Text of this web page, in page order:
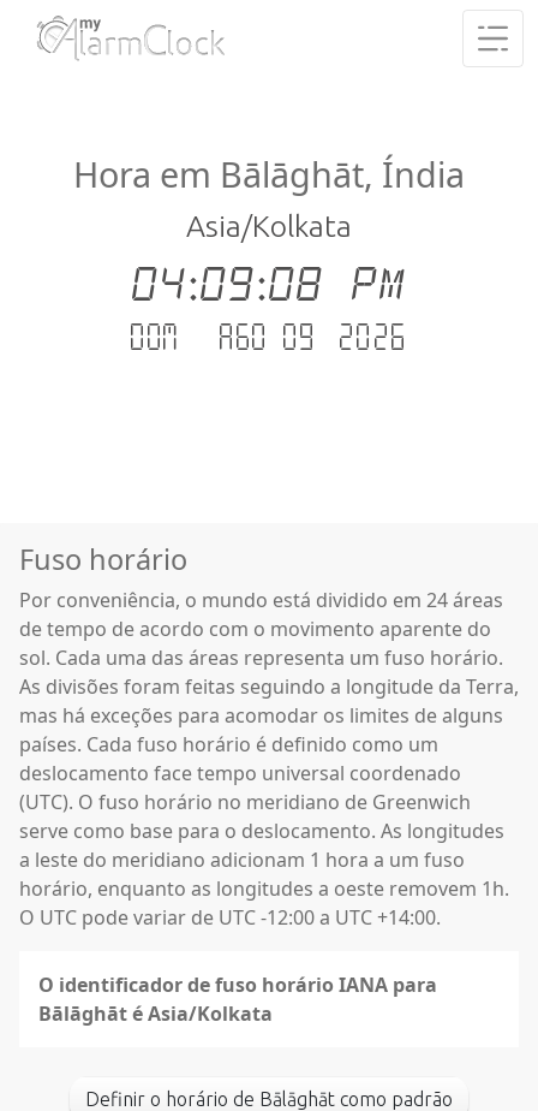
Hora em Bālāghāt, Índia
Asia/Kolkata
04:09:08 PM
Dom - Ago 09 .2026
Fuso horário
Por conveniência, o mundo está dividido em 24 áreas
de tempo de acordo com o movimento aparente do
sol. Cada uma das áreas representa um fuso horário.
As divisões foram feitas seguindo a longitude da Terra,
mas há exceções para acomodar os limites de alguns
países. Cada fuso horário é definido como um
deslocamento face tempo universal coordenado
(UTC). O fuso horário no meridiano de Greenwich
serve como base para o deslocamento. As longitudes
a leste do meridiano adicionam 1 hora a um fuso
horário, enquanto as longitudes a oeste removem 1h.
O UTC pode variar de UTC -12:00 a UTC +14:00.
O identificador de fuso horário IANA para
Bālāghāt é Asia/Kolkata
Definir o horário de Bālāghāt como padrão